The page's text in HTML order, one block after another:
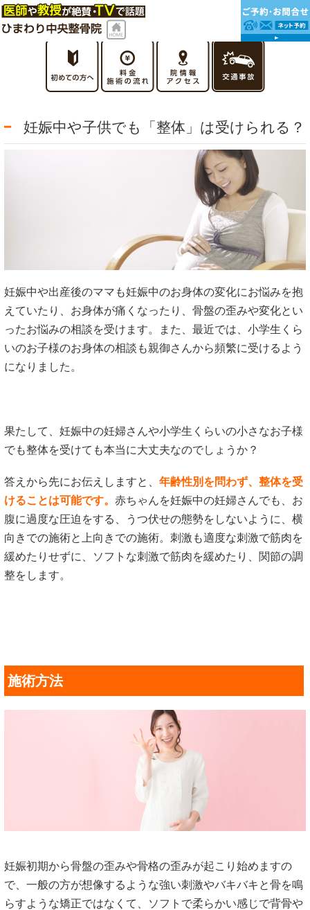
妊娠中や子供でも「整体」は受けられる？
妊娠中や出産後のママも妊娠中のお身体の変化にお悩みを抱
えていたり、お身体が痛くなったり、骨盤の歪みや変化とい
ったお悩みの相談を受けます。また、最近では、小学生くら
いのお子様のお身体の相談も親御さんから頻繁に受けるよう
になりました。
果たして、妊娠中の妊婦さんや小学生くらいの小さなお子様
でも整体を受けても本当に大丈夫なのでしょうか？
答えから先にお伝えしますと、 年齢性別を問わず、整体を受
けることは可能です。 赤ちゃんを妊娠中の妊婦さんでも、お
腹に過度な圧迫をする、うつ伏せの態勢をしないように、横
向きでの施術と上向きでの施術。刺激も適度な刺激で筋肉を
緩めたりせずに、ソフトな刺激で筋肉を緩めたり、関節の調
整をします。
施術方法
妊娠初期から骨盤の歪みや骨格の歪みが起こり始めますの
で、一般の方が想像するような強い刺激やバキバキと骨を鳴
らすような矯正ではなくて、ソフトで柔らかい感じで背骨や